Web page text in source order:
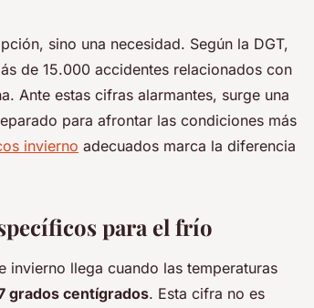
sino una necesidad. Según la DGT,
de 15.000 accidentes relacionados con
Ante estas cifras alarmantes, surge una
para afrontar las condiciones más
invierno adecuados marca la diferencia
para el frío
invierno llega cuando las temperaturas
grados centígrados. Esta cifra no es